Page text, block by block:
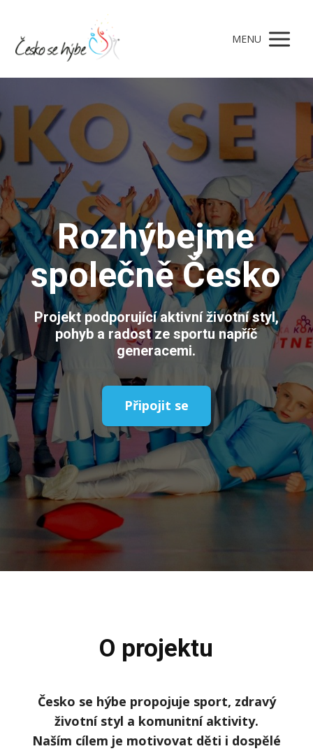
MENU
Rozhýbejme
společně Česko
Projekt podporující aktivní životní styl,
pohyb a radost ze sportu napříč
generacemi.
Připojit se
O projektu
Česko se hýbe propojuje sport, zdravý
životní styl a komunitní aktivity.
Naším cílem je motivovat děti i dospělé